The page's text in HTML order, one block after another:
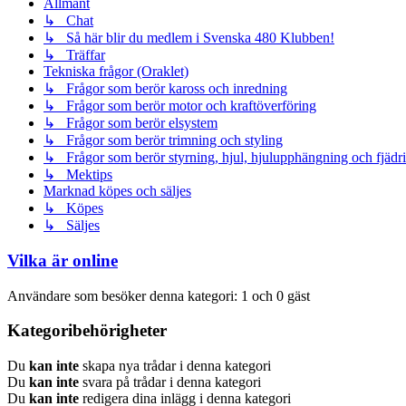
Allmänt
↳ Chat
↳ Så här blir du medlem i Svenska 480 Klubben!
↳ Träffar
Tekniska frågor (Oraklet)
↳ Frågor som berör kaross och inredning
↳ Frågor som berör motor och kraftöverföring
↳ Frågor som berör elsystem
↳ Frågor som berör trimning och styling
↳ Frågor som berör styrning, hjul, hjulupphängning och
↳ Mektips
Marknad köpes och säljes
↳ Köpes
↳ Säljes
Vilka är online
Användare som besöker denna kategori: 1 och 0 gäst
Kategoribehörigheter
Du kan inte skapa nya trådar i denna kategori
Du kan inte svara på trådar i denna kategori
Du kan inte redigera dina inlägg i denna kategori